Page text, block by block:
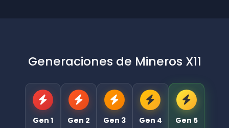
Generaciones de Mineros X11
Gen 1 Gen 2 Gen 3 Gen 4 Gen 5